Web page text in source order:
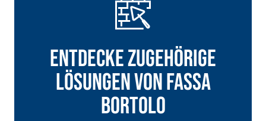
Entdecke zugehörige
Lösungen von Fassa
Bortolo